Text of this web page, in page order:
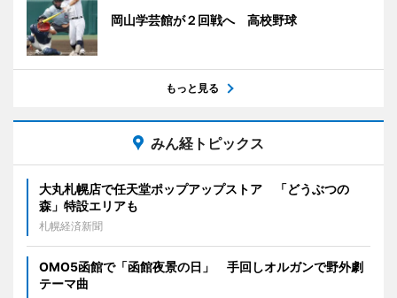
岡山学芸館が２回戦へ 高校野球
もっと見る
みん経トピックス
大丸札幌店で任天堂ポップアップストア 「どうぶつの
森」特設エリアも
札幌経済新聞
OMO5函館で「函館夜景の日」 手回しオルガンで野外劇
テーマ曲